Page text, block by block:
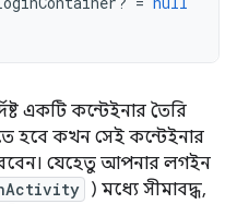
একটি কন্টেইনার তৈরি
হবে কখন সেই কন্টেইনার
যেহেতু আপনার লগইন
) মধ্যে সীমাবদ্ধ,